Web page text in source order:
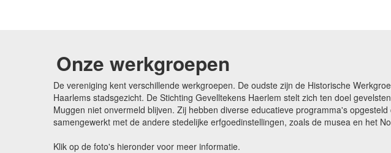
Onze werkgroepen
De vereniging kent verschillende werkgroepen. De oudste zijn de Historische
Haarlems stadsgezicht. De Stichting Gevelltekens Haerlem stelt zich ten doel
Muggen niet onvermeld blijven. Zij hebben diverse educatieve programma's
samengewerkt met de andere stedelijke erfgoedinstellingen, zoals de musea en het
Klik op de foto's hieronder voor meer informatie.